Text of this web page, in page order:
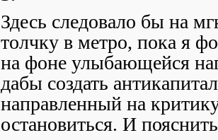
Здесь следовало бы на
толчку в метро, пока я
на фоне улыбающейся
дабы создать
направленный на
остановиться. И